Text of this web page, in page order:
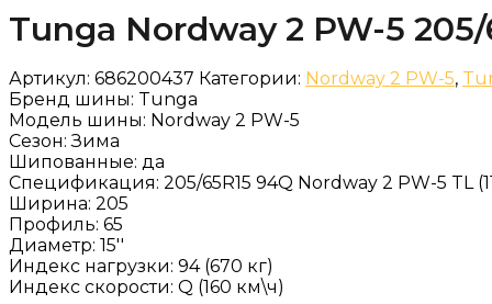
Tunga Nordway 2 PW-5 205/
Артикул: 686200437 Категории: Nordway 2 PW-5,
Бренд шины: Tunga
Модель шины: Nordway 2 PW-5
Сезон:Зима
Шипованные: да
Спецификация: 205/65R15 94Q Nordway 2 PW-5 TL
Ширина: 205
Профиль: 65
Диаметр: 15''
Индекс нагрузки: 94 (670 кг)
Индекс скорости: Q (160 км\ч)